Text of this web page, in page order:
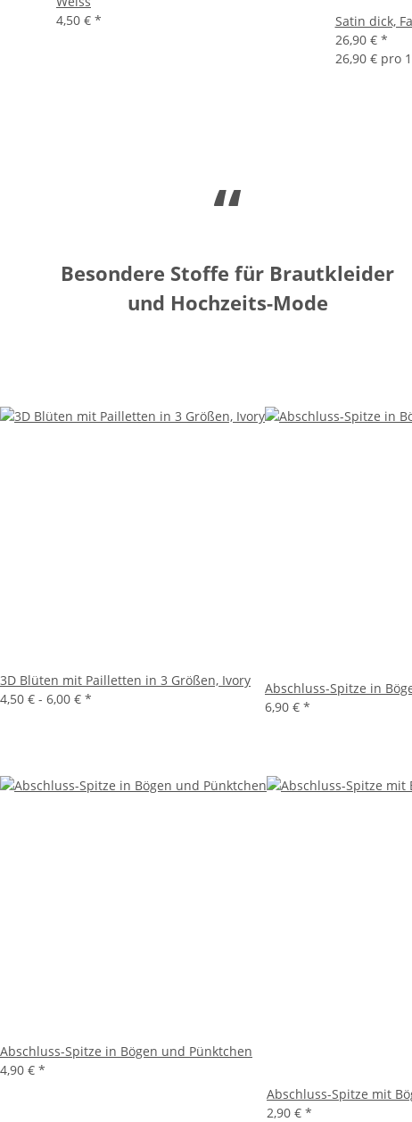
4,50 € *
Satin dick,
26,90 € *
26,90 € pro
“
Besondere Stoffe für Brautkleider
und Hochzeits-Mode
3D Blüten mit Pailletten in 3 Größen, Ivory
4,50 € - 6,00 € *
Abschluss-Spitze in
6,90 € *
Abschluss-Spitze in Bögen und Pünktchen
4,90 € *
Abschluss-Spitze mit
2,90 € *